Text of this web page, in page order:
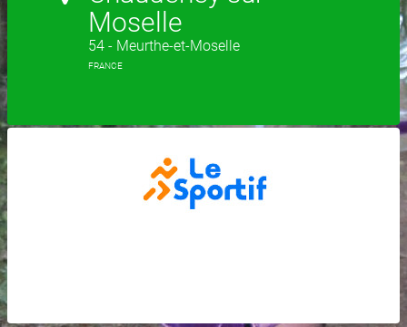
Moselle
54 - Meurthe-et-Moselle
FRANCE